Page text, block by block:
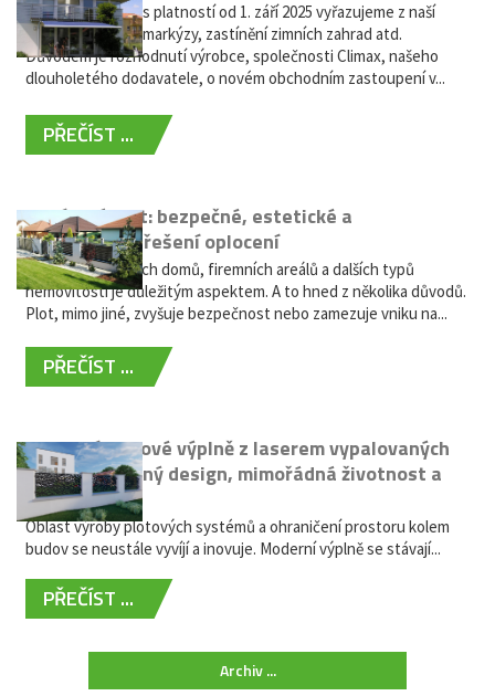
Vážení zákazníci, s platností od 1. září 2025 vyřazujeme z naší
nabídky výsuvné markýzy, zastínění zimních zahrad atd.
Důvodem je rozhodnutí výrobce, společnosti Climax, našeho
dlouholetého dodavatele, o novém obchodním zastoupení v...
PŘEČÍST ...
Hliníkový plot: bezpečné, estetické a
bezúdržbové řešení oplocení
Oplocení rodinných domů, firemních areálů a dalších typů
nemovitostí je důležitým aspektem. A to hned z několika důvodů.
Plot, mimo jiné, zvyšuje bezpečnost nebo zamezuje vniku na...
PŘEČÍST ...
Moderní plotové výplně z laserem vypalovaných
kovů: výjimečný design, mimořádná životnost a
žádná údržba
Oblast výroby plotových systémů a ohraničení prostoru kolem
budov se neustále vyvíjí a inovuje. Moderní výplně se stávají...
PŘEČÍST ...
Archiv ...